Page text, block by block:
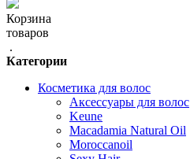
Корзина
товаров
.
Категории
Косметика для волос
Аксессуары для волос
Keune
Macadamia Natural Oil
Moroccanoil